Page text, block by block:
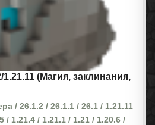
1.21.11 (Магия, заклинания,
/ 26.1.2 / 26.1.1 / 26.1 / 1.21.11
/ 1.21.4 / 1.21.1 / 1.21 / 1.20.6 /